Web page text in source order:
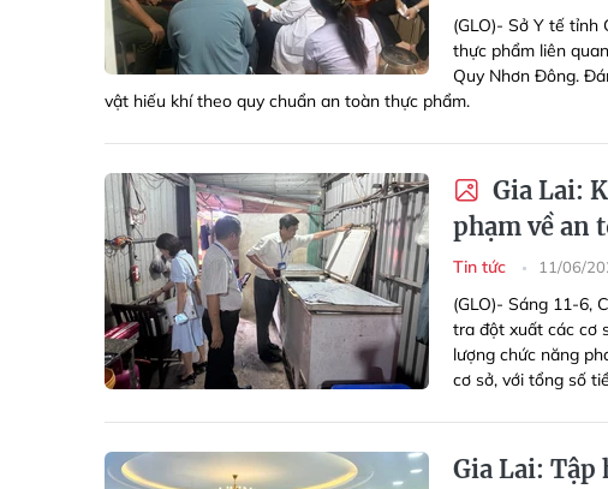
(GLO)- Sở Y tế tỉnh
thực phẩm liên
Quy Nhơn Đông.
vật hiếu khí theo quy chuẩn an toàn thực phẩm.
Gia Lai:
phạm về an
Tin tức 11/06/
(GLO)- Sáng 11-6,
tra đột xuất các cơ
lượng chức năng
cơ sở, với tổng số
Gia Lai: